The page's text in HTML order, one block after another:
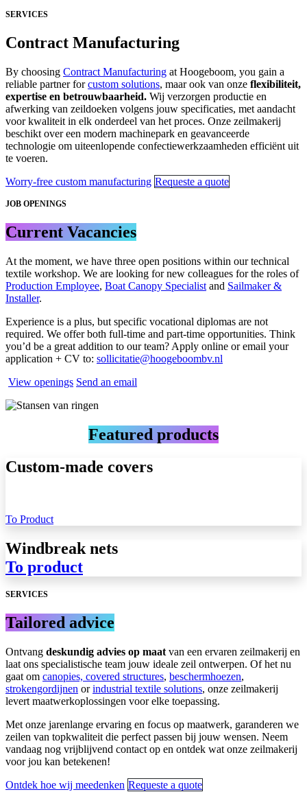
SERVICES
Contract Manufacturing
By choosing Contract Manufacturing at Hoogeboom, you gain a
reliable partner forcustom solutions, maar ook van onze flexibiliteit,
expertise en betrouwbaarheid. Wij verzorgen productie en
afwerking van zeildoeken volgens jouw specificaties, met aandacht
voor kwaliteit in elk onderdeel van het proces. Onze zeilmakerij
beschikt over een modern machinepark en geavanceerde
technologie om uiteenlopende confectiewerkzaamheden efficiënt uit
te voeren.
Worry-free custom manufacturing Requeste a quote
JOB OPENINGS
Current Vacancies
At the moment, we have three open positions within our technical
textile workshop. We are looking for new colleagues for the roles of
Production Employee, Boat Canopy Specialist and Sailmaker &
Installer.
Experience is a plus, but specific vocational diplomas are not
required. We offer both full-time and part-time opportunities. Think
you’d be a great addition to our team? Apply online or email your
application + CV to: sollicitatie@hoogeboombv.nl
View openings Send an email
Featured products
Custom-made covers
To Product
Windbreak nets
To product
SERVICES
Tailored advice
Ontvang deskundig advies op maat van een ervaren zeilmakerij en
laat ons specialistische team jouw ideale zeil ontwerpen. Of het nu
gaat om canopies, covered structures, beschermhoezen,
strokengordijnen orindustrial textile solutions, onze zeilmakerij
levert maatwerkoplossingen voor elke toepassing.
Met onze jarenlange ervaring en focus op maatwerk, garanderen we
zeilen van topkwaliteit die perfect passen bij jouw wensen. Neem
vandaag nog vrijblijvend contact op en ontdek wat onze zeilmakerij
voor jou kan betekenen!
Ontdek hoe wij meedenken Requeste a quote